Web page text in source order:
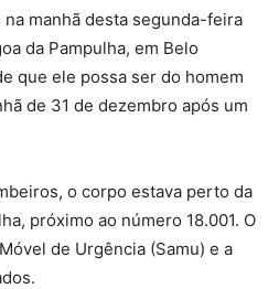
manhã desta segunda-feira
da Pampulha, em Belo
que ele possa ser do homem
de 31 de dezembro após um
o corpo estava perto da
próximo ao número 18.001. O
de Urgência (Samu) e a